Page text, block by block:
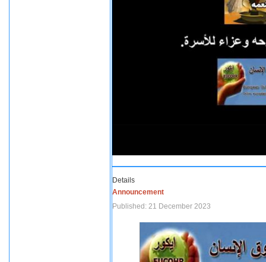
Details
Announcement
Published: 21 December 2023